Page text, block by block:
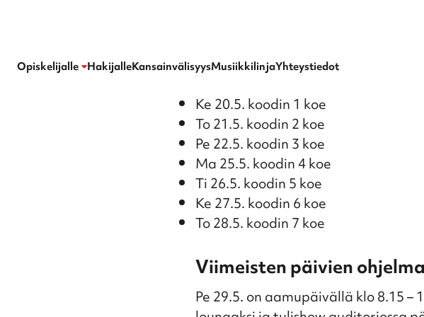
Opiskelijalle HakijalleKansainvälisyysMusiikkilinjaYhteystiedot
Ke 20.5. koodin 1 koe
To 21.5. koodin 2 koe
Pe 22.5. koodin 3 koe
Ma 25.5. koodin 4 koe
Ti 26.5. koodin 5 koe
Ke 27.5. koodin 6 koe
To 28.5. koodin 7 koe
Viimeisten päivien ohjelma
Pe 29.5. on aamupäivällä klo 8.15